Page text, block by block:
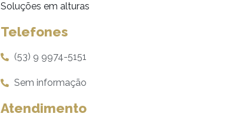
Soluções em alturas
Telefones
(53) 9 9974-5151
Sem informação
Atendimento